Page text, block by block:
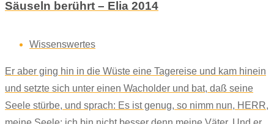
Säuseln berührt – Elia 2014
Wissenswertes
Er aber ging hin in die Wüste eine Tagereise und kam hinein
und setzte sich unter einen Wacholder und bat, daß seine
Seele stürbe, und sprach: Es ist genug, so nimm nun, HERR,